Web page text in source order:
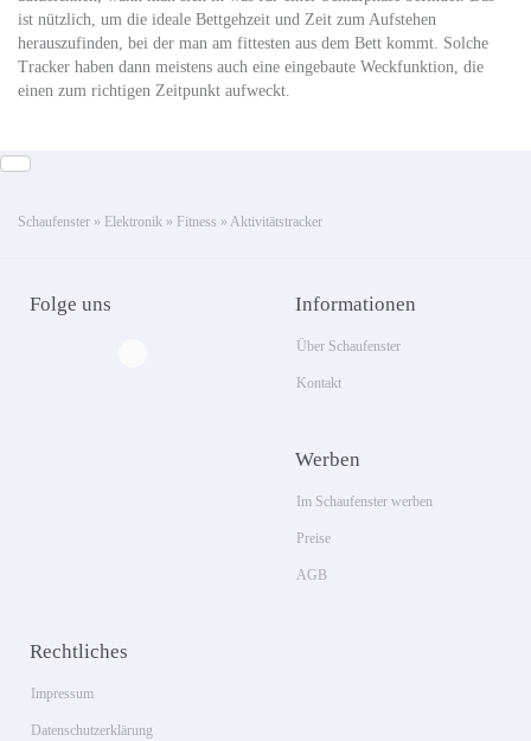
ist nützlich, um die ideale Bettgehzeit und Zeit zum Aufstehen
herauszufinden, bei der man am fittesten aus dem Bett kommt. Solche
Tracker haben dann meistens auch eine eingebaute Weckfunktion, die
einen zum richtigen Zeitpunkt aufweckt.
Schaufenster » Elektronik » Fitness » Aktivitätstracker
Folge uns Informationen
Über Schaufenster
Kontakt
Werben
Im Schaufenster werben
Preise
AGB
Rechtliches
Impressum
Datenschutzerklärung